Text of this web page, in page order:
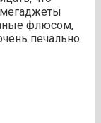
флюсом,
печально.